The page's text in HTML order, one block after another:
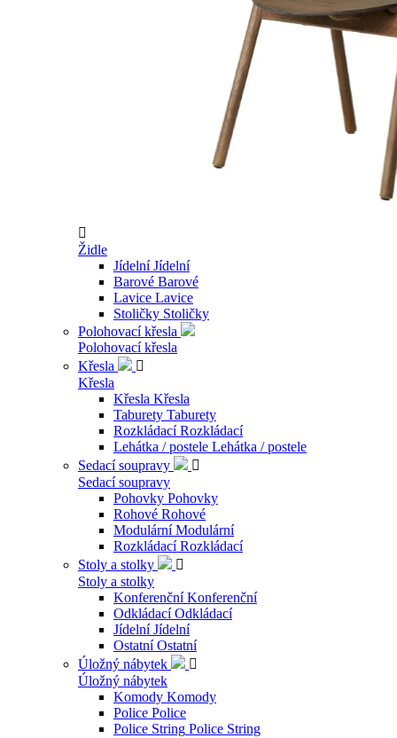

Židle
Jídelní Jídelní
Barové Barové
Lavice Lavice
Stoličky Stoličky
Polohovací křesla
Polohovací křesla
Křesla

Křesla
Křesla Křesla
Taburety Taburety
Rozkládací Rozkládací
Lehátka / postele Lehátka / postele
Sedací soupravy

Sedací soupravy
Pohovky Pohovky
Rohové Rohové
Modulární Modulární
Rozkládací Rozkládací
Stoly a stolky

Stoly a stolky
Konferenční Konferenční
Odkládací Odkládací
Jídelní Jídelní
Ostatní Ostatní
Úložný nábytek

Úložný nábytek
Komody Komody
Police Police
Police String Police String